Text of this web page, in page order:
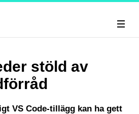
stöld av
VS Code-tillägg kan ha gett